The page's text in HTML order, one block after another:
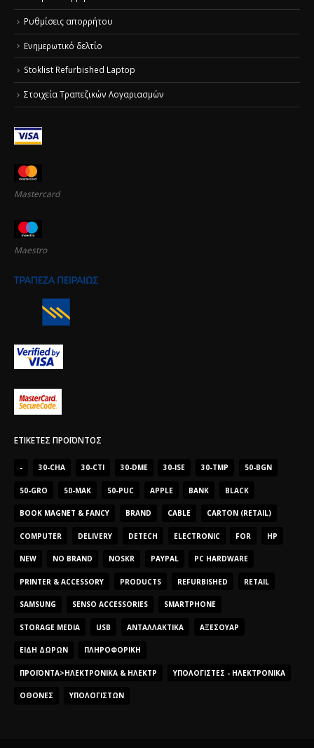
Ρυθμίσεις απορρήτου
Ενημερωτικό δελτίο
Stoklist Refurbished Laptop
Στοιχεία Τραπεζικών Λογαριασμών
Mastercard
Maestro
ΕΤΙΚΈΤΕΣ ΠΡΟΪΌΝΤΟΣ
- 30-CHA 30-CTI 30-DME 30-ISE 30-TMP 50-BGN
50-GRO 50-MAK 50-PUC APPLE BANK BLACK
BOOK MAGNET & FANCY BRAND CABLE CARTON (RETAIL)
COMPUTER DELIVERY DETECH ELECTRONIC FOR HP
NEW NO BRAND NOSKR PAYPAL PC HARDWARE
PRINTER & ACCESSORY PRODUCTS REFURBISHED RETAIL
SAMSUNG SENSO ACCESSORIES SMARTPHONE
STORAGE MEDIA USB ΑΝΤΑΛΛΑΚΤΙΚΆ ΑΞΕΣΟΥΆΡ
ΕΊΔΗ ΔΏΡΩΝ ΠΛΗΡΟΦΟΡΙΚΉ
ΠΡΟΪΌΝΤΑ>ΗΛΕΚΤΡΟΝΙΚΆ & ΗΛΕΚΤΡ ΥΠΟΛΟΓΙΣΤΈΣ - ΗΛΕΚΤΡΟΝΙΚΆ
ΟΘΌΝΕΣ ΥΠΟΛΟΓΙΣΤΏΝ